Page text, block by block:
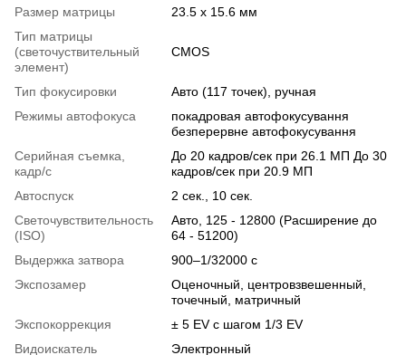
Размер матрицы
23.5 х 15.6 мм
Тип матрицы
(светочуствительный
элемент)
CMOS
Тип фокусировки
Авто (117 точек), ручная
Режимы автофокуса
покадровая автофокусування
безперервне автофокусування
Серийная съемка,
кадр/с
До 20 кадров/сек при 26.1 МП До 30
кадров/сек при 20.9 МП
Автоспуск
2 сек., 10 сек.
Светочувствительность
(ISO)
Авто, 125 - 12800 (Расширение до
64 - 51200)
Выдержка затвора
900–1/32000 с
Экспозамер
Оценочный, центровзвешенный,
точечный, матричный
Экспокоррекция
± 5 EV с шагом 1/3 EV
Видоискатель
Электронный